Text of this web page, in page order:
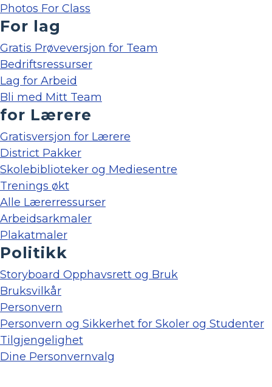
Photos For Class
For lag
Gratis Prøveversjon for Team
Bedriftsressurser
Lag for Arbeid
Bli med Mitt Team
for Lærere
Gratisversjon for Lærere
District Pakker
Skolebiblioteker og Mediesentre
Trenings økt
Alle Lærerressurser
Arbeidsarkmaler
Plakatmaler
Politikk
Storyboard Opphavsrett og Bruk
Bruksvilkår
Personvern
Personvern og Sikkerhet for Skoler og Studenter
Tilgjengelighet
Dine Personvernvalg